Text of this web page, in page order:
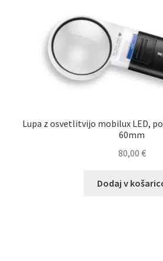
Lupa z osvetlitvijo mobilux LED,
60mm
80,00 €
Dodaj v